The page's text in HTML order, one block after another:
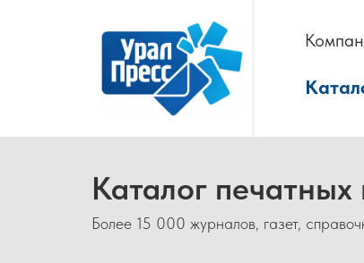
Каталог
Более 15 000 журналов, газет,